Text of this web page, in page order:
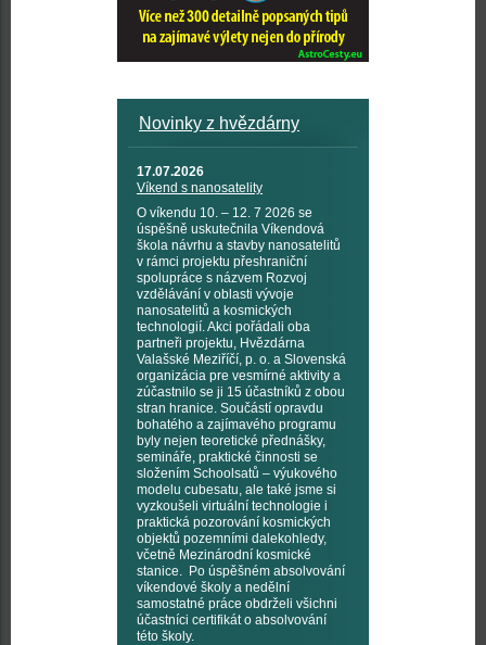
Novinky z hvězdárny
17.07.2026
Víkend s nanosatelity
O víkendu 10. – 12. 7 2026 se
úspěšně uskutečnila Víkendová
škola návrhu a stavby nanosatelitů
v rámci projektu přeshraniční
spolupráce s názvem Rozvoj
vzdělávání v oblasti vývoje
nanosatelitů a kosmických
technologií. Akci pořádali oba
partneři projektu, Hvězdárna
Valašské Meziříčí, p. o. a Slovenská
organizácia pre vesmírné aktivity a
zúčastnilo se ji 15 účastníků z obou
stran hranice. Součástí opravdu
bohatého a zajímavého programu
byly nejen teoretické přednášky,
semináře, praktické činnosti se
složením Schoolsatů – výukového
modelu cubesatu, ale také jsme si
vyzkoušeli virtuální technologie i
praktická pozorování kosmických
objektů pozemními dalekohledy,
včetně Mezinárodní kosmické
stanice. Po úspěšném absolvování
víkendové školy a nedělní
samostatné práce obdrželi všichni
účastníci certifikát o absolvování
této školy.